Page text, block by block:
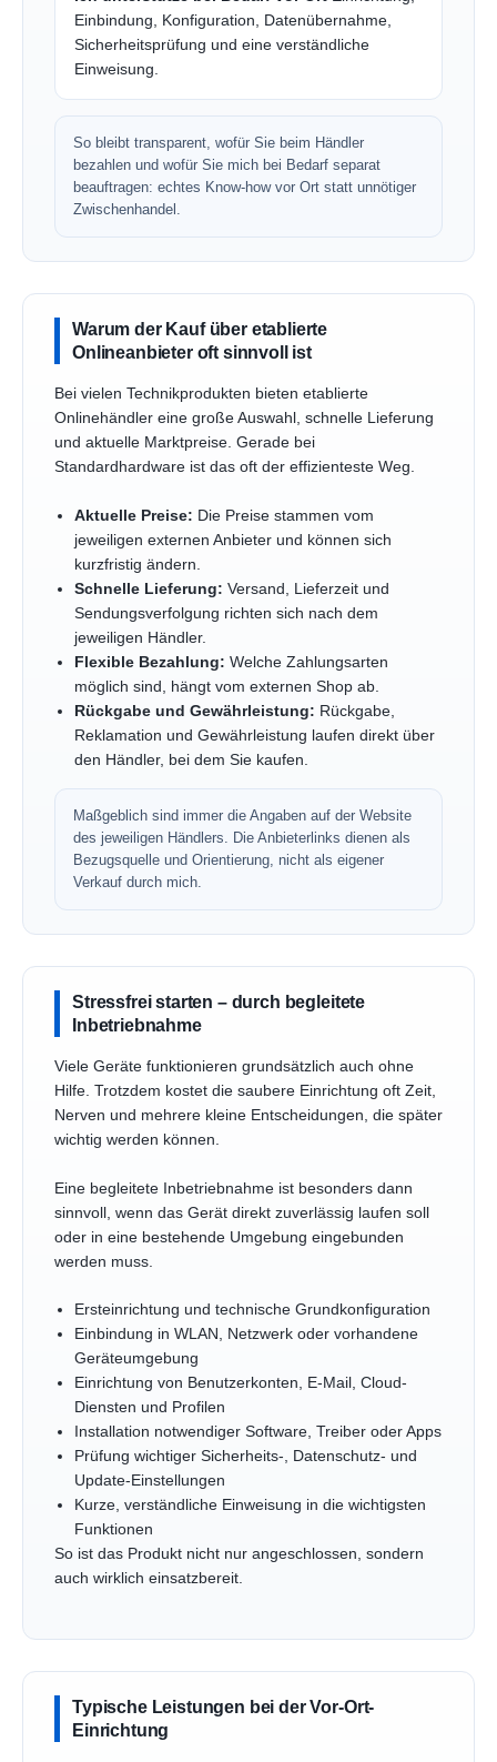
Einbindung, Konfiguration, Datenübernahme,
Sicherheitsprüfung und eine verständliche
Einweisung.
So bleibt transparent, wofür Sie beim Händler
bezahlen und wofür Sie mich bei Bedarf separat
beauftragen: echtes Know-how vor Ort statt unnötiger
Zwischenhandel.
Warum der Kauf über etablierte
Onlineanbieter oft sinnvoll ist
Bei vielen Technikprodukten bieten etablierte
Onlinehändler eine große Auswahl, schnelle Lieferung
und aktuelle Marktpreise. Gerade bei
Standardhardware ist das oft der effizienteste Weg.
Aktuelle Preise: Die Preise stammen vom
jeweiligen externen Anbieter und können sich
kurzfristig ändern.
Schnelle Lieferung: Versand, Lieferzeit und
Sendungsverfolgung richten sich nach dem
jeweiligen Händler.
Flexible Bezahlung: Welche Zahlungsarten
möglich sind, hängt vom externen Shop ab.
Rückgabe und Gewährleistung: Rückgabe,
Reklamation und Gewährleistung laufen direkt über
den Händler, bei dem Sie kaufen.
Maßgeblich sind immer die Angaben auf der Website
des jeweiligen Händlers. Die Anbieterlinks dienen als
Bezugsquelle und Orientierung, nicht als eigener
Verkauf durch mich.
Stressfrei starten – durch begleitete
Inbetriebnahme
Viele Geräte funktionieren grundsätzlich auch ohne
Hilfe. Trotzdem kostet die saubere Einrichtung oft Zeit,
Nerven und mehrere kleine Entscheidungen, die später
wichtig werden können.
Eine begleitete Inbetriebnahme ist besonders dann
sinnvoll, wenn das Gerät direkt zuverlässig laufen soll
oder in eine bestehende Umgebung eingebunden
werden muss.
Ersteinrichtung und technische Grundkonfiguration
Einbindung in WLAN, Netzwerk oder vorhandene
Geräteumgebung
Einrichtung von Benutzerkonten, E-Mail, Cloud-
Diensten und Profilen
Installation notwendiger Software, Treiber oder Apps
Prüfung wichtiger Sicherheits-, Datenschutz- und
Update-Einstellungen
Kurze, verständliche Einweisung in die wichtigsten
Funktionen
So ist das Produkt nicht nur angeschlossen, sondern
auch wirklich einsatzbereit.
Typische Leistungen bei der Vor-Ort-
Einrichtung